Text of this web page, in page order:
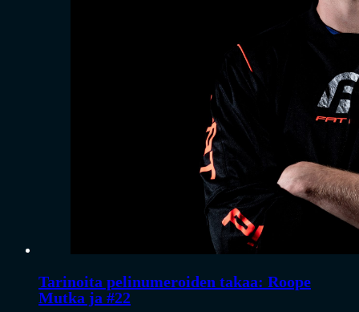
Tarinoita pelinumeroiden takaa: Roope
Mutka ja #22